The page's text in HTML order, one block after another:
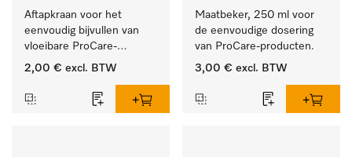
Aftapkraan voor het
eenvoudig bijvullen van
vloeibare ProCare-
producten.
2,00 € excl. BTW
Maatbeker, 250 ml voor
de eenvoudige dosering
van ProCare-producten.
3,00 € excl. BTW